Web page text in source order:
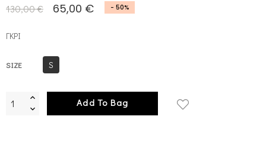
130,00 € 65,00 € - 50%
ΓΚΡΙ
SIZE S
Add To Bag